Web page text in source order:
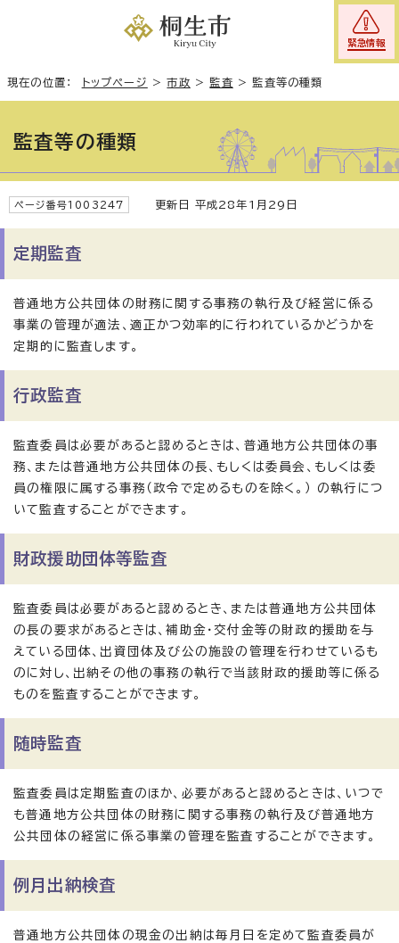
緊急情報
現在の位置： トップページ >市政 > 監査 > 監査等の種類
監査等の種類
ページ番号1003247 更新日 平成28年1月29日
定期監査
普通地方公共団体の財務に関する事務の執行及び経営に係る
事業の管理が適法、適正かつ効率的に行われているかどうかを
定期的に監査します。
行政監査
監査委員は必要があると認めるときは、普通地方公共団体の事
務、または普通地方公共団体の長、もしくは委員会、もしくは委
員の権限に属する事務（政令で定めるものを除く。） の執行につ
いて監査することができます。
財政援助団体等監査
監査委員は必要があると認めるとき、または普通地方公共団体
の長の要求があるときは、補助金・交付金等の財政的援助を与
えている団体、出資団体及び公の施設の管理を行わせているも
のに対し、出納その他の事務の執行で当該財政的援助等に係る
ものを監査することができます。
随時監査
監査委員は定期監査のほか、必要があると認めるときは、いつで
も普通地方公共団体の財務に関する事務の執行及び普通地方
公共団体の経営に係る事業の管理を監査することができます。
例月出納検査
普通地方公共団体の現金の出納は毎月日を定めて監査委員が